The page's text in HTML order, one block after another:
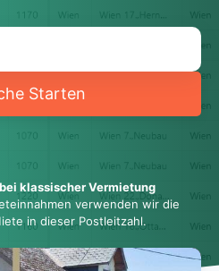
Starten
klassischer Vermietung
verwenden wir die
in dieser Postleitzahl.